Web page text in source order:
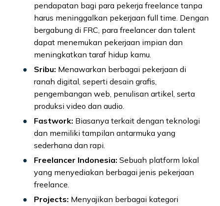
pendapatan bagi para pekerja freelance tanpa
harus meninggalkan pekerjaan full time. Dengan
bergabung di FRC, para freelancer dan talent
dapat menemukan pekerjaan impian dan
meningkatkan taraf hidup kamu.
Sribu: Menawarkan berbagai pekerjaan di
ranah digital, seperti desain grafis,
pengembangan web, penulisan artikel, serta
produksi video dan audio.
Fastwork: Biasanya terkait dengan teknologi
dan memiliki tampilan antarmuka yang
sederhana dan rapi.
Freelancer Indonesia: Sebuah platform lokal
yang menyediakan berbagai jenis pekerjaan
freelance.
Projects: Menyajikan berbagai kategori